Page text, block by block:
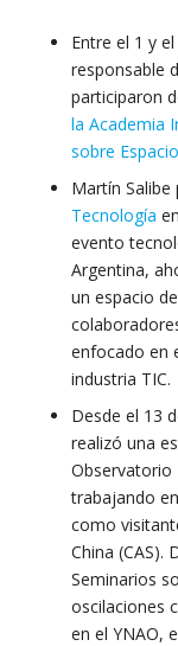
Entre el 1 y
responsable
participaron
la Academia
sobre
Martín Salibe
Tecnología
evento
Argentina,
un espacio
enfocado en
industria TIC.
Desde el 13
realizó una
Observatorio
trabajando
como
China (CAS).
Seminarios
oscilaciones
en el YNAO,